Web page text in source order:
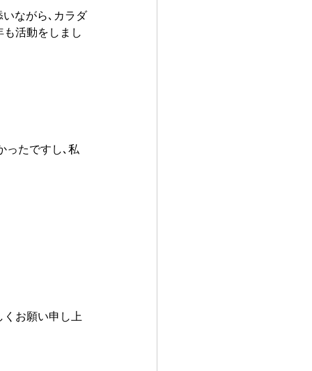
いながら､カラダ
活動をしまし
ったですし､私
お願い申し上